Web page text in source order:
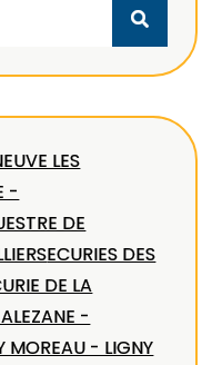
LES
-
DE
ECURIES DES
DE LA
-
MOREAU - LIGNY